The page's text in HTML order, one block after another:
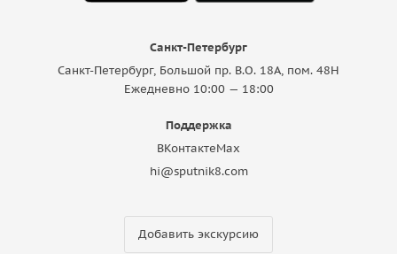
Санкт-Петербург
Санкт-Петербург, Большой пр. В.О. 18A, пом. 48Н
Ежедневно 10:00 — 18:00
Поддержка
ВКонтактеMax
hi@sputnik8.com
Добавить экскурсию